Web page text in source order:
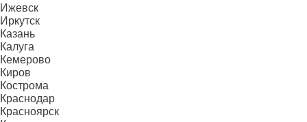
Ижевск
Иркутск
Казань
Калуга
Кемерово
Киров
Кострома
Краснодар
Красноярск